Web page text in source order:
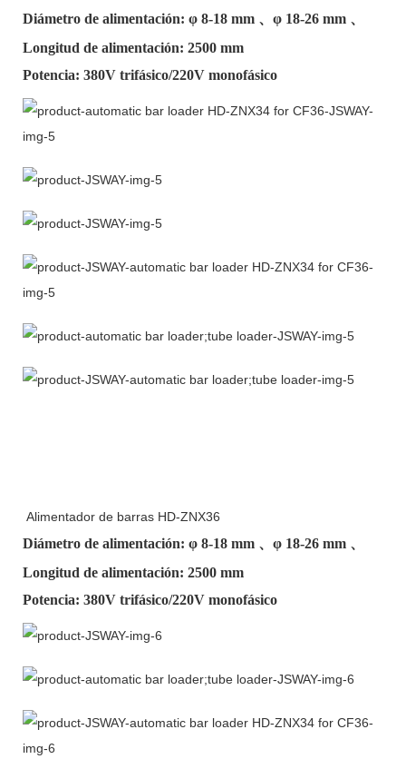
Diámetro de alimentación: φ 8-18 mm 、φ 18-26 mm 、
Longitud de alimentación: 2500 mm
Potencia: 380V trifásico/220V monofásico
Alimentador de barras HD-ZNX36
Diámetro de alimentación: φ 8-18 mm 、φ 18-26 mm 、
Longitud de alimentación: 2500 mm
Potencia: 380V trifásico/220V monofásico